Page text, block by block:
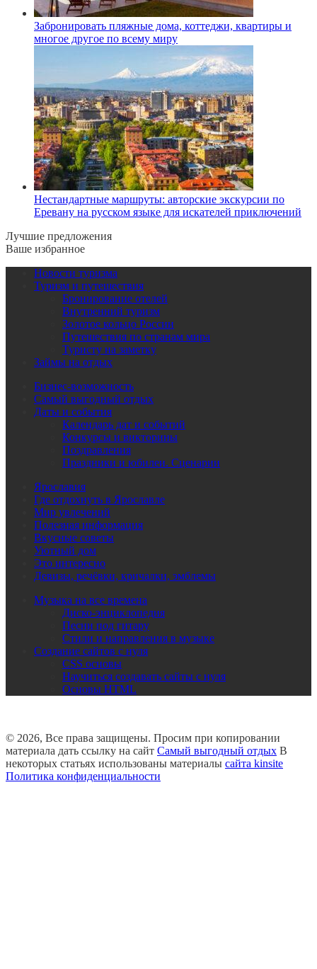
Забронировать пляжные дома, коттеджи, квартиры и
многое другое по всему миру
Нестандартные маршруты: авторские экскурсии по
Еревану на русском языке для искателей приключений
Лучшие предложения
Ваше избранное
Новости туризма
Туризм и путешествия
Бронирование отелей
Внутренний туризм
Золотое кольцо России
Путешествия по странам мира
Туристу на заметку
Займы на отдых
Бизнес-возможность
Самый выгодный отдых
Даты и события
Календарь дат и событий
Конкурсы и викторины
Поздравления
Праздники и юбилеи. Сценарии
Ярославия
Где отдохнуть в Ярославле
Мир увлечений
Полезная информация
Вкусные советы
Уютный дом
Это интересно
Девизы, речёвки, кричалки, эмблемы
Музыка на все времена
Диско-энциклопедия
Песни под гитару
Стили и направления в музыке
Создание сайтов с нуля
CSS основы
Научиться создавать сайты с нуля
Основы HTML
© 2026, Все права защищены. Просим при копировании
материала дать ссылку на сайт Самый выгодный отдых В
некоторых статьях использованы материалы сайта kinsite
Политика конфиденциальности